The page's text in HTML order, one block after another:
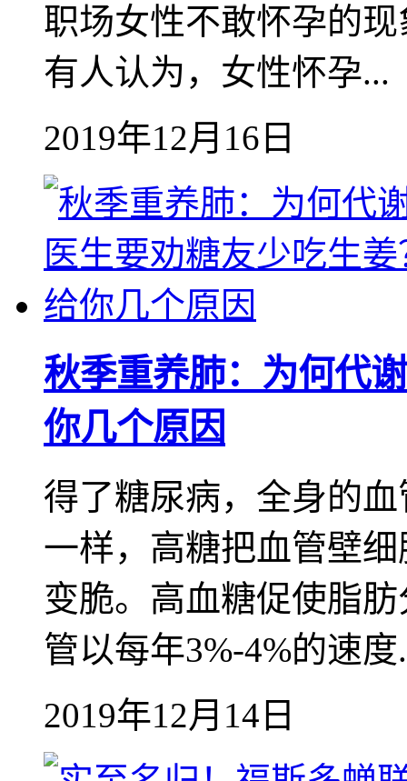
职场女性不敢怀孕的
有人认为，女性怀孕...
2019年12月16日
秋季重养肺：为何代
你几个原因
得了糖尿病，全身的
一样，高糖把血管壁
变脆。高血糖促使脂
管以每年3%-4%的速度
2019年12月14日